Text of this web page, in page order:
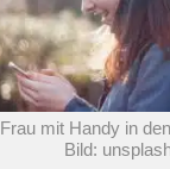
Frau mit Handy in
Bild: